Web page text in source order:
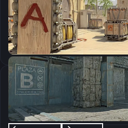
Чувствительность мыши в Windows:
Ускорение мыши:
m_rawinput:
Настройки экрана
Разрешение
Соотношение сторон